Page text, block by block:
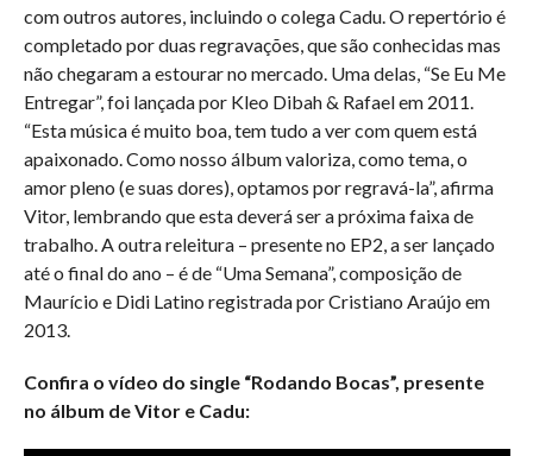
com outros autores, incluindo o colega Cadu. O repertório é
completado por duas regravações, que são conhecidas mas
não chegaram a estourar no mercado. Uma delas, “Se Eu Me
Entregar”, foi lançada por Kleo Dibah & Rafael em 2011.
“Esta música é muito boa, tem tudo a ver com quem está
apaixonado. Como nosso álbum valoriza, como tema, o
amor pleno (e suas dores), optamos por regravá-la”, afirma
Vitor, lembrando que esta deverá ser a próxima faixa de
trabalho. A outra releitura – presente no EP2, a ser lançado
até o final do ano – é de “Uma Semana”, composição de
Maurício e Didi Latino registrada por Cristiano Araújo em
2013.
Confira o vídeo do single “Rodando Bocas”, presente
no álbum de Vitor e Cadu: